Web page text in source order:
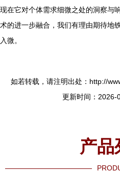
现在它对个体需求细微之处的洞察与
术的进一步融合，我们有理由期待地
入微。
如若转载，请注明出处：http://
更新时间：2026-
产品